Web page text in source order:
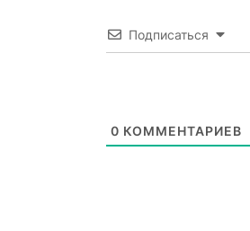
Подписаться
0 КОММЕНТАРИЕВ